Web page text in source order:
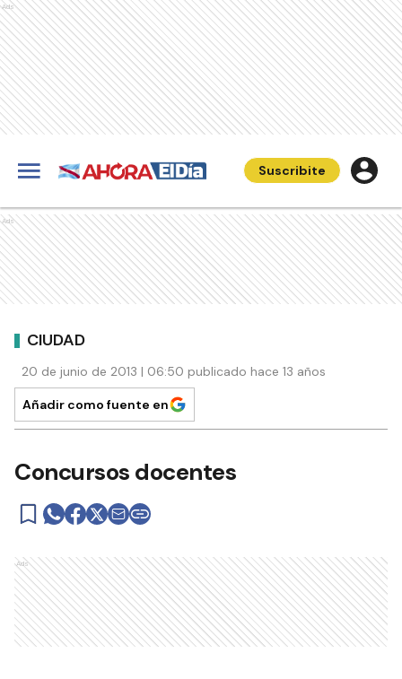
Ads
Suscribite
Ads
CIUDAD
20 de junio de 2013 | 06:50 publicado hace 13 años
Añadir como fuente en
Concursos docentes
Ads